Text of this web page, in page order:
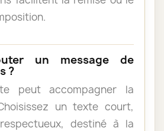
un message de
?
peut accompagner la
un texte court,
destiné à la